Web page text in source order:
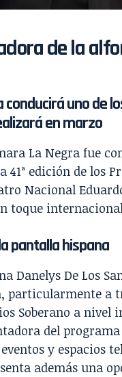
de la
uno de
en marzo
La Negra fue
edición de los
Nacional
toque
pantalla hispana
Danelys De Los
particularmente a
Soberano a nivel
del programa
y espacios
además una